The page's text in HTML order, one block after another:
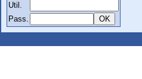
Util.
Pass.